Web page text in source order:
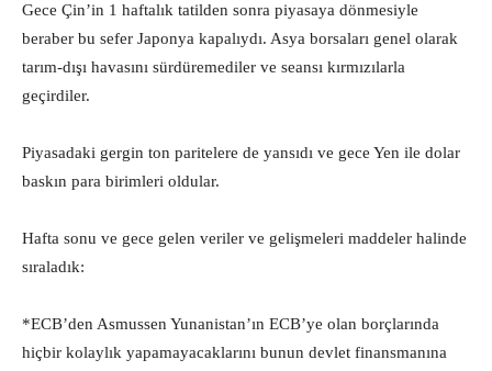
Gece Çin’in 1 haftalık tatilden sonra piyasaya dönmesiyle
beraber bu sefer Japonya kapalıydı. Asya borsaları genel olarak
tarım-dışı havasını sürdüremediler ve seansı kırmızılarla
geçirdiler.
Piyasadaki gergin ton paritelere de yansıdı ve gece Yen ile dolar
baskın para birimleri oldular.
Hafta sonu ve gece gelen veriler ve gelişmeleri maddeler halinde
sıraladık:
*ECB’den Asmussen Yunanistan’ın ECB’ye olan borçlarında
hiçbir kolaylık yapamayacaklarını bunun devlet finansmanına